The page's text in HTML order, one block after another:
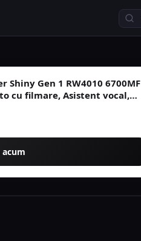
Shiny Gen 1 RW4010 6700MF
cu filmare, Asistent vocal,